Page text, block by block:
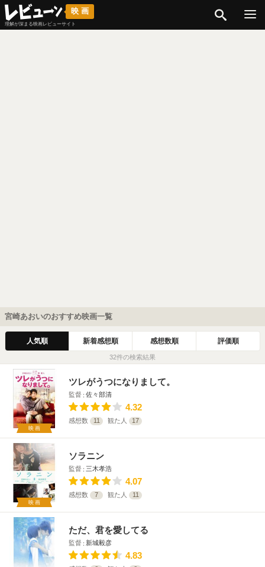
映画
理解が深まる映画レビューサイト
宮崎あおいのおすすめ映画一覧
人気順 新着感想順 感想数順 評価順
32件の検索結果
映画
ツレがうつになりまして。
監督 佐々部清
4.32
感想数 11 観た人 17
映画
ソラニン
監督 三木孝浩
4.07
感想数 7 観た人 11
ただ、君を愛してる
監督 新城毅彦
4.83